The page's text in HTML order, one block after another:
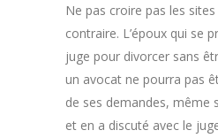
Ne pas croire pas les
contraire. L’époux qui se
juge pour divorcer sans
un avocat ne pourra pas
de ses demandes, même
et en a discuté avec le